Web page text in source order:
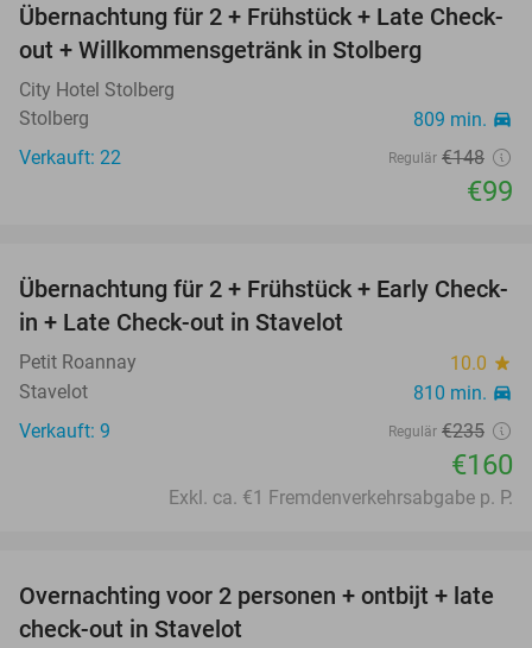
33%
Übernachtung für 2 + Frühstück + Late Check-
out + Willkommensgetränk in Stolberg
City Hotel Stolberg
Stolberg
809 min. directions_car
Verkauft: 22 Regulär €148
€99
32%
Übernachtung für 2 + Frühstück + Early Check-
in + Late Check-out in Stavelot
Petit Roannay 10.0 star
Stavelot 810 min. directions_car
Verkauft: 9 Regulär €235
€160
Exkl. ca. €1 Fremdenverkehrsabgabe p. P.
20%
Overnachting voor 2 personen + ontbijt + late
check-out in Stavelot